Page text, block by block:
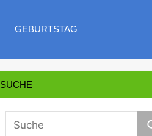
GEBURTSTAG
SUCHE